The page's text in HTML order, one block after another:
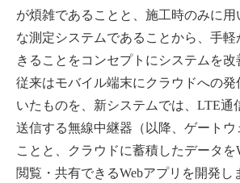
が煩雑であることと、施工時のみに
な測定システムであることから、手
きることをコンセプトにシステムを改
従来はモバイル端末にクラウドへの発
いたものを、新システムでは、LTE通
送信する無線中継器（以降、ゲートウ
ことと、クラウドに蓄積したデータを
閲覧・共有できるWebアプリを開発し